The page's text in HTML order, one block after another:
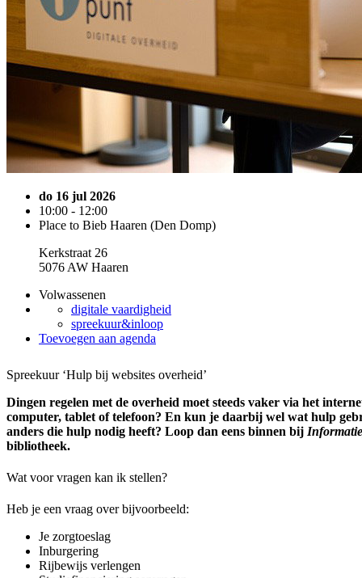
do 16 jul 2026
10:00 - 12:00
Place to Bieb Haaren (Den Domp)
Kerkstraat 26
5076 AW Haaren
Volwassenen
digitale vaardigheid
spreekuur&inloop
Toevoegen aan agenda
Spreekuur ‘Hulp bij websites overheid’
Dingen regelen met de overheid moet steeds vaker via het
computer, tablet of telefoon? En kun je daarbij wel wat hulp
anders die hulp nodig heeft? Loop dan eens binnen bij
bibliotheek.
Wat voor vragen kan ik stellen?
Heb je een vraag over bijvoorbeeld:
Je zorgtoeslag
Inburgering
Rijbewijs verlengen